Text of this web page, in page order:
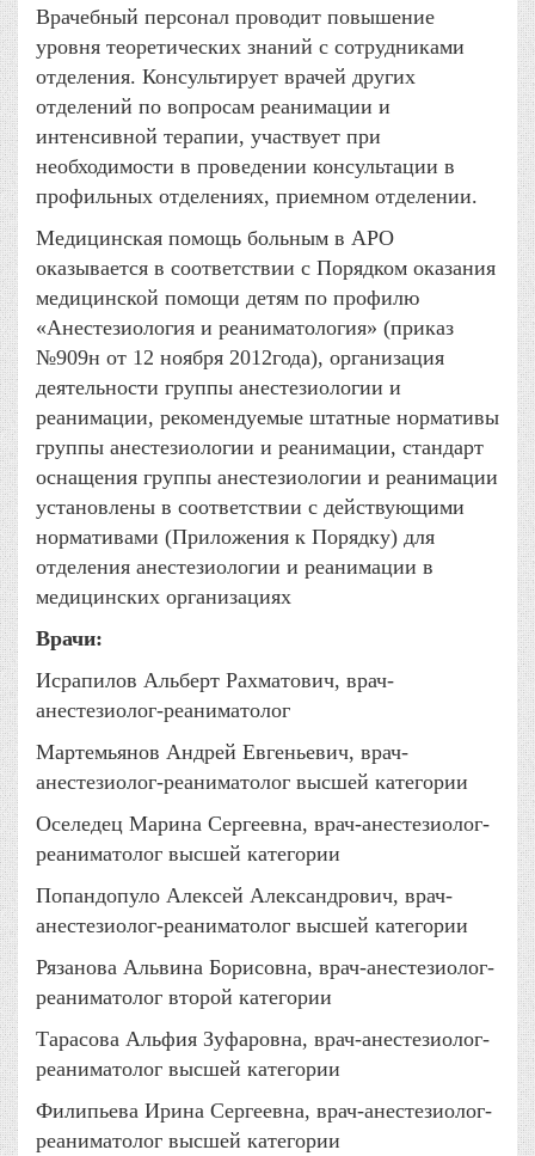
Врачебный персонал проводит повышение
уровня теоретических знаний с сотрудниками
отделения. Консультирует врачей других
отделений по вопросам реанимации и
интенсивной терапии, участвует при
необходимости в проведении консультации в
профильных отделениях, приемном отделении.
Медицинская помощь больным в АРО
оказывается в соответствии с Порядком оказания
медицинской помощи детям по профилю
«Анестезиология и реаниматология» (приказ
№909н от 12 ноября 2012года), организация
деятельности группы анестезиологии и
реанимации, рекомендуемые штатные нормативы
группы анестезиологии и реанимации, стандарт
оснащения группы анестезиологии и реанимации
установлены в соответствии с действующими
нормативами (Приложения к Порядку) для
отделения анестезиологии и реанимации в
медицинских организациях
Врачи:
Исрапилов Альберт Рахматович, врач-
анестезиолог-реаниматолог
Мартемьянов Андрей Евгеньевич, врач-
анестезиолог-реаниматолог высшей категории
Оселедец Марина Сергеевна, врач-анестезиолог-
реаниматолог высшей категории
Попандопуло Алексей Александрович, врач-
анестезиолог-реаниматолог высшей категории
Рязанова Альвина Борисовна, врач-анестезиолог-
реаниматолог второй категории
Тарасова Альфия Зуфаровна, врач-анестезиолог-
реаниматолог высшей категории
Филипьева Ирина Сергеевна, врач-анестезиолог-
реаниматолог высшей категории